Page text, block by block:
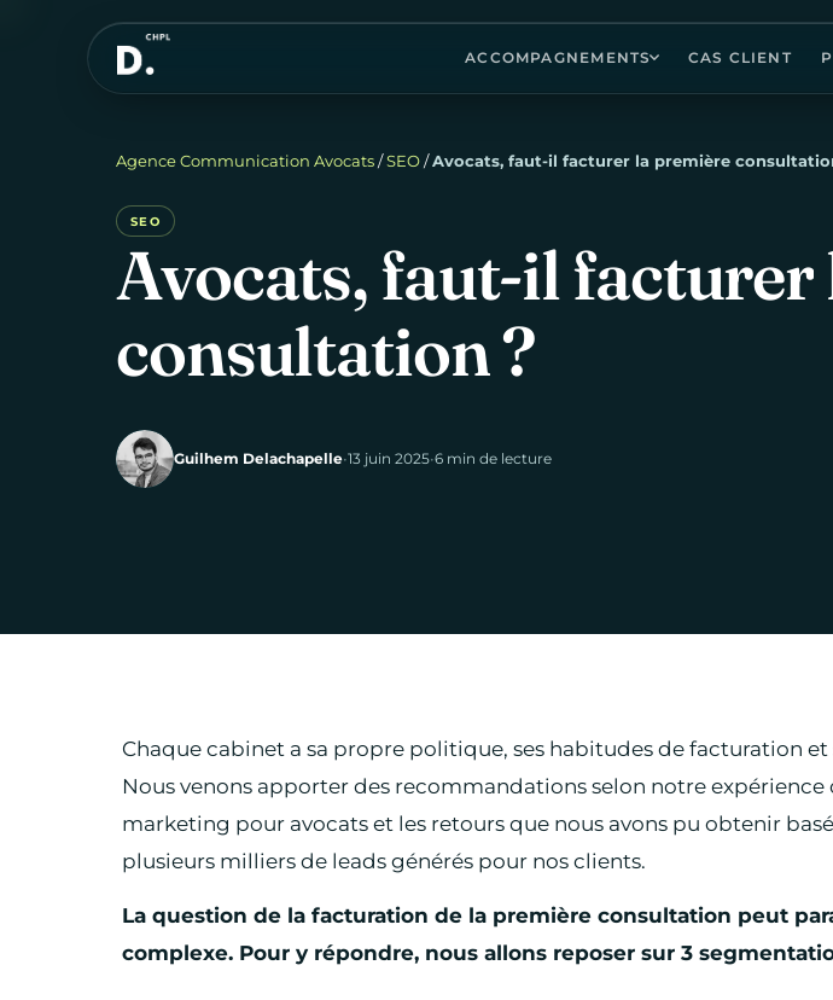
ACCOMPAGNEMENTS CAS CLIENT
Agence Communication Avocats /SEO /Avocats, faut-il facturer la première
SEO
Avocats,faut-ilfacturer
consultation?
Guilhem Delachapelle•13 juin 2025•6 min de lecture
Chaque cabinet a sa propre politique, ses habitudes de facturation et
Nous venons apporter des recommandations selon notre expérience
marketing pour avocats et les retours que nous avons pu obtenir
plusieurs milliers de leads générés pour nos clients.
La question de la facturation de la première consultation peut
complexe. Pour y répondre, nous allons reposer sur 3